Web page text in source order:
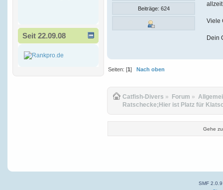
Seit 22.09.08
Beiträge: 624
Viele
Dein
Seiten: [1] Nach oben
Catfish-Divers » Forum »
Ratschecke;Hier ist Platz für
Gehe
SMF 2.0.9